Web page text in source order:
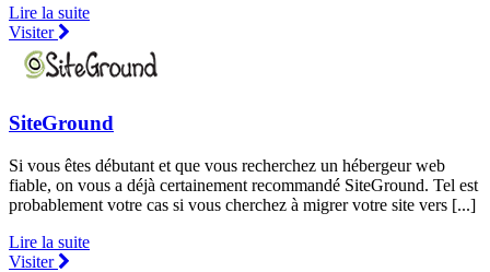
Lire la suite
Visiter
SiteGround
Si vous êtes débutant et que vous recherchez un hébergeur web
fiable, on vous a déjà certainement recommandé SiteGround. Tel est
probablement votre cas si vous cherchez à migrer votre site vers [...]
Lire la suite
Visiter